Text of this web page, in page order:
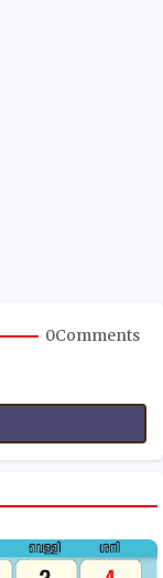
0Comments